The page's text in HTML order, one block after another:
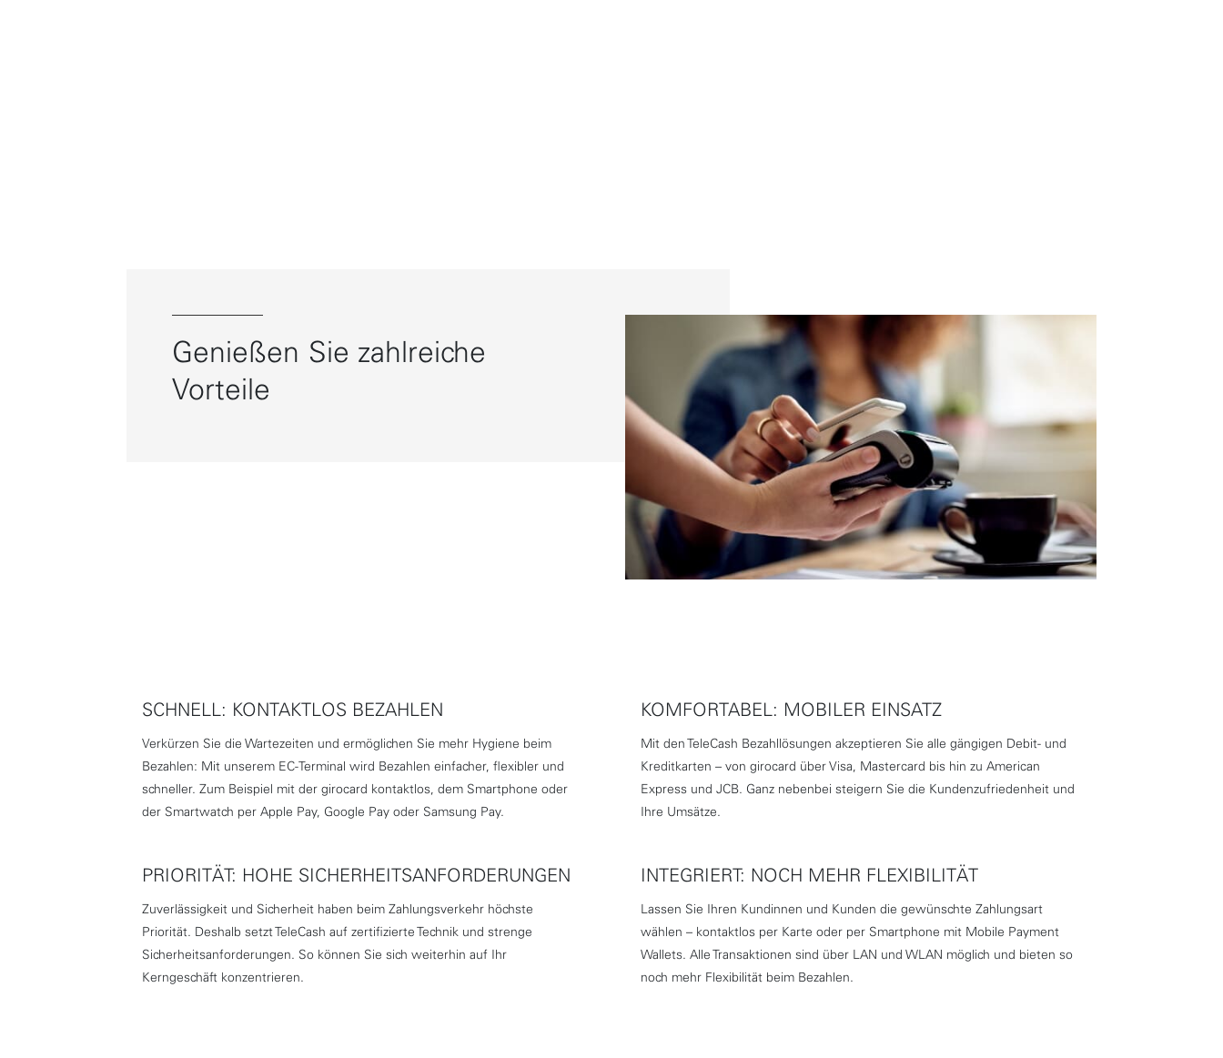
Genießen Sie zahlreiche
Vorteile
SCHNELL: KONTAKTLOS BEZAHLEN
Verkürzen Sie die Wartezeiten und ermöglichen Sie mehr Hygiene beim
Bezahlen: Mit unserem EC-Terminal wird Bezahlen einfacher, flexibler und
schneller. Zum Beispiel mit der girocard kontaktlos, dem Smartphone oder
der Smartwatch per Apple Pay, Google Pay oder Samsung Pay.
KOMFORTABEL: MOBILER EINSATZ
Mit den TeleCash Bezahllösungen akzeptieren Sie alle gängigen Debit- und
Kreditkarten – von girocard über Visa, Mastercard bis hin zu American
Express und JCB. Ganz nebenbei steigern Sie die Kundenzufriedenheit und
Ihre Umsätze.
PRIORITÄT: HOHE SICHERHEITSANFORDERUNGEN
Zuverlässigkeit und Sicherheit haben beim Zahlungsverkehr höchste
Priorität. Deshalb setzt TeleCash auf zertifizierte Technik und strenge
Sicherheitsanforderungen. So können Sie sich weiterhin auf Ihr
Kerngeschäft konzentrieren.
INTEGRIERT: NOCH MEHR FLEXIBILITÄT
Lassen Sie Ihren Kundinnen und Kunden die gewünschte Zahlungsart
wählen – kontaktlos per Karte oder per Smartphone mit Mobile Payment
Wallets. Alle Transaktionen sind über LAN und WLAN möglich und bieten so
noch mehr Flexibilität beim Bezahlen.